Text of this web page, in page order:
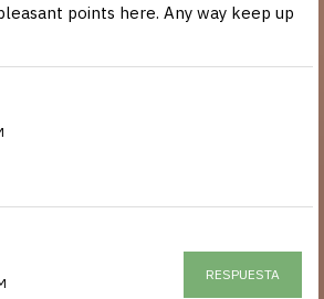
points here. Any way keep up
RESPUESTA